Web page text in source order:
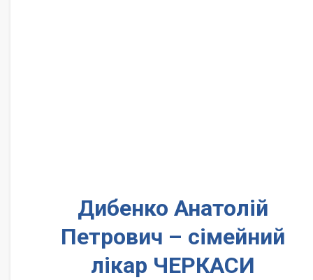
Дибенко Анатолій
Петрович – сімейний
лікар ЧЕРКАСИ